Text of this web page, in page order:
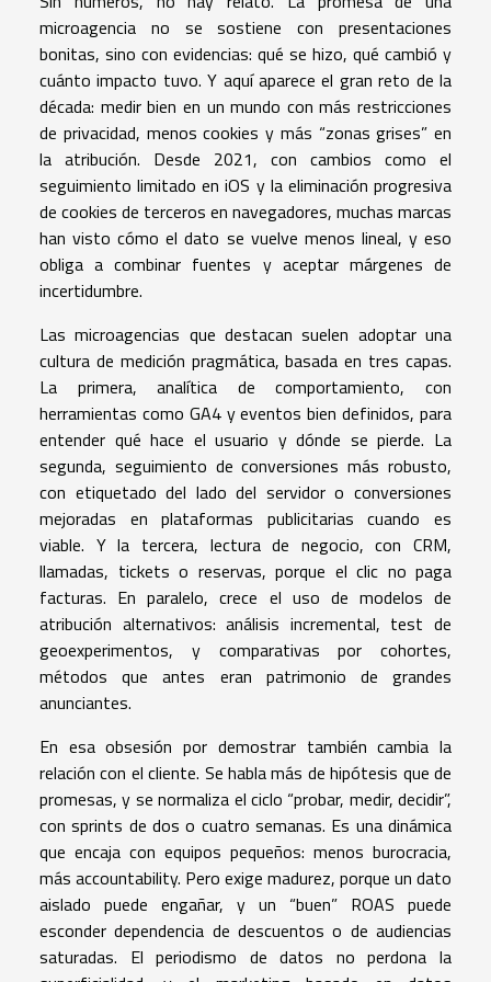
microagencia no se sostiene con presentaciones
bonitas, sino con evidencias: qué se hizo, qué cambió y
cuánto impacto tuvo. Y aquí aparece el gran reto de la
década: medir bien en un mundo con más restricciones
de privacidad, menos cookies y más “zonas grises” en
la atribución. Desde 2021, con cambios como el
seguimiento limitado en iOS y la eliminación progresiva
de cookies de terceros en navegadores, muchas marcas
han visto cómo el dato se vuelve menos lineal, y eso
obliga a combinar fuentes y aceptar márgenes de
incertidumbre.
Las microagencias que destacan suelen adoptar una
cultura de medición pragmática, basada en tres capas.
La primera, analítica de comportamiento, con
herramientas como GA4 y eventos bien definidos, para
entender qué hace el usuario y dónde se pierde. La
segunda, seguimiento de conversiones más robusto,
con etiquetado del lado del servidor o conversiones
mejoradas en plataformas publicitarias cuando es
viable. Y la tercera, lectura de negocio, con CRM,
llamadas, tickets o reservas, porque el clic no paga
facturas. En paralelo, crece el uso de modelos de
atribución alternativos: análisis incremental, test de
geoexperimentos, y comparativas por cohortes,
métodos que antes eran patrimonio de grandes
anunciantes.
En esa obsesión por demostrar también cambia la
relación con el cliente. Se habla más de hipótesis que de
promesas, y se normaliza el ciclo “probar, medir, decidir”,
con sprints de dos o cuatro semanas. Es una dinámica
que encaja con equipos pequeños: menos burocracia,
más accountability. Pero exige madurez, porque un dato
aislado puede engañar, y un “buen” ROAS puede
esconder dependencia de descuentos o de audiencias
saturadas. El periodismo de datos no perdona la